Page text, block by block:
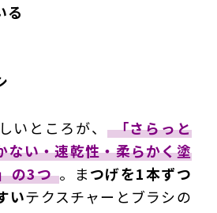
る
いところが、
「さらっと
ない・速乾性・柔らかく塗
の3つ 。まつげを1本ずつ
いテクスチャーとブラシの